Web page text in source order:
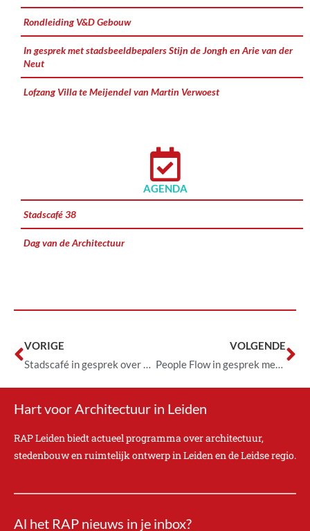
Rondleiding V&D Gebouw
In gesprek met stadsbeeldbepalers Stijn de Jongh en Arie van der
Neut
Lofzang Villa te Meijendel van Martin Verwoest
AGENDA
Stadscafé 38
Dag van de Architectuur
VORIGE
Stadscafé in gesprek over prefab, industrialisatie en een monument van sociale woningbouw
VOLGENDE
People Flow in gesprek met Martin Verwoest
Hart voor Architectuur in Leiden
RAP Leiden biedt actueel programma over architectuur,
stedenbouw en ruimtelijk ontwerp in Leiden en de Leidse regio.
Al het RAP nieuws in je inbox?